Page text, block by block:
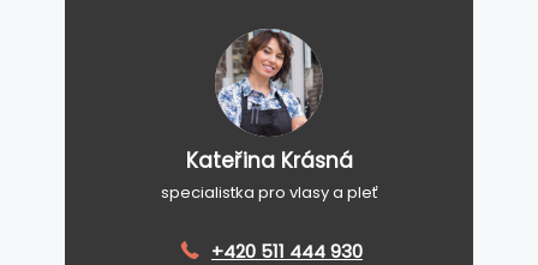
Kateřina Krásná
specialistka pro vlasy a pleť
+420 511 444 930